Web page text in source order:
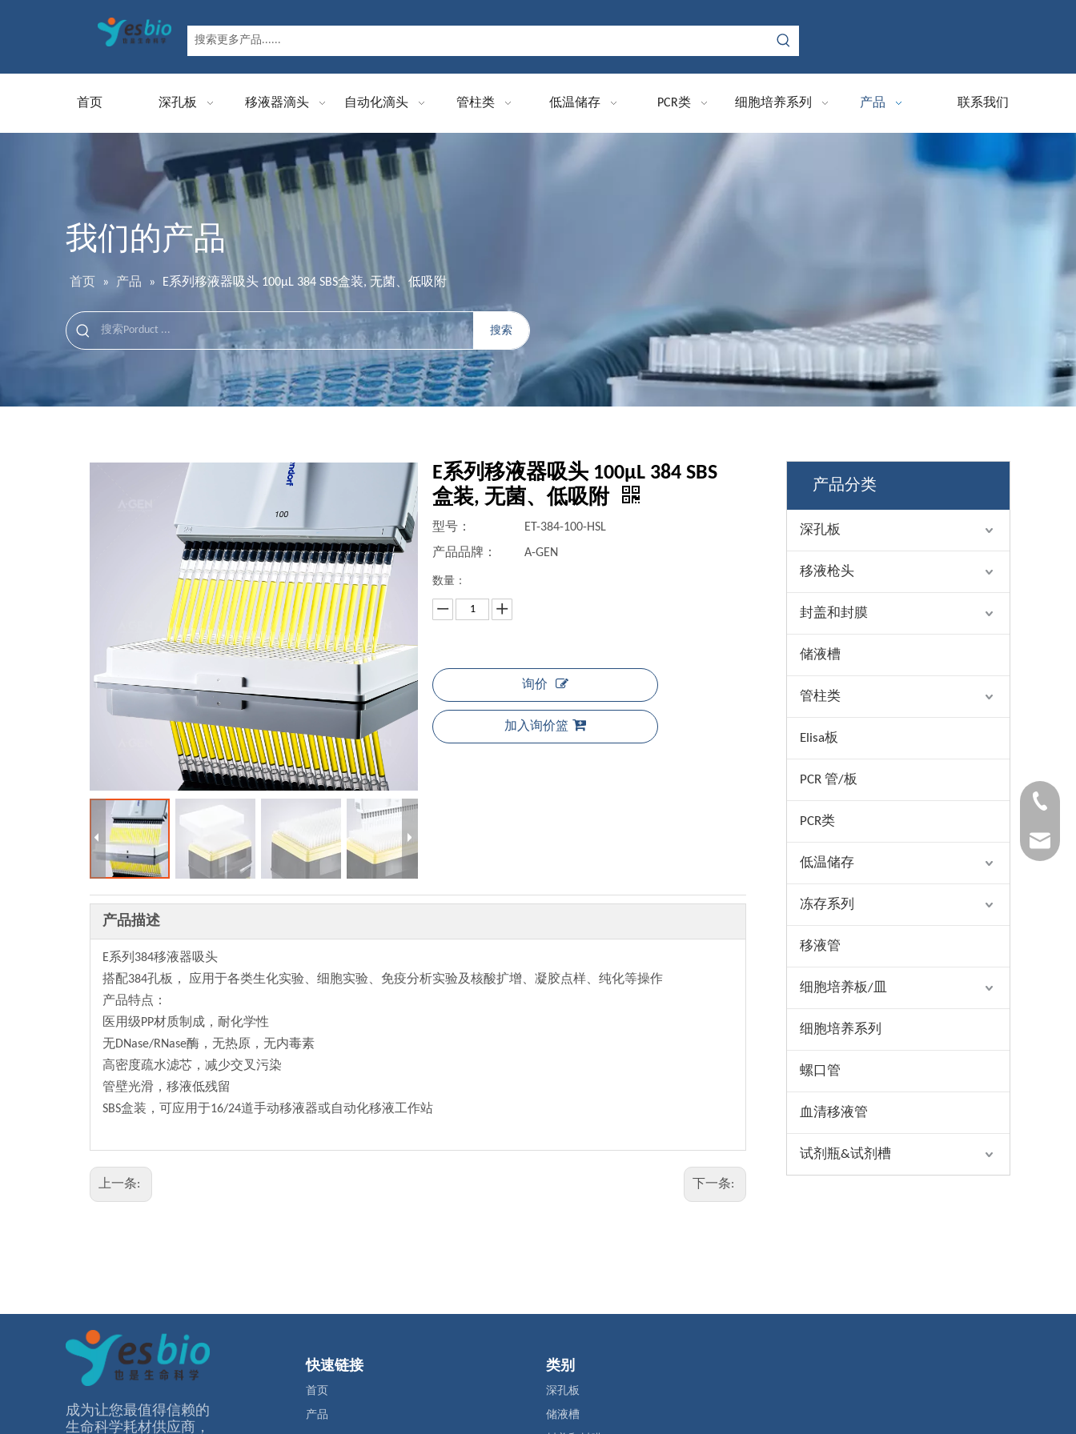
首页 深孔板 移液器滴头 自动化滴头 管柱类 低温储存 PCR类 细胞培养系列 产品 联系我们
我们的产品
首页 » 产品 » E系列移液器吸头 100μL 384 SBS盒装, 无菌、低吸附
搜索
E系列移液器吸头 100μL 384 SBS
盒装, 无菌、低吸附
型号：
ET-384-100-HSL
产品品牌：
A-GEN
数量：
询价
加入询价篮
产品描述
E系列384移液器吸头
搭配384孔板， 应用于各类生化实验、细胞实验、免疫分析实验及核酸扩增、凝胶点样、纯化等操作
产品特点：
医用级PP材质制成，耐化学性
无DNase/RNase酶，无热原，无内毒素
高密度疏水滤芯，减少交叉污染
管壁光滑，移液低残留
SBS盒装，可应用于16/24道手动移液器或自动化移液工作站
上一条: 下一条:
产品分类
深孔板
移液枪头
封盖和封膜
储液槽
管柱类
Elisa板
PCR 管/板
PCR类
低温储存
冻存系列
移液管
细胞培养板/皿
细胞培养系列
螺口管
血清移液管
试剂瓶&试剂槽
成为让您最值得信赖的
⽣命科学耗材供应商，
快速链接
首页
产品
类别
深孔板
储液槽